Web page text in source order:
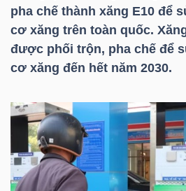
pha chế thành xăng E10 để
cơ xăng trên toàn quốc.
được phối trộn, pha chế để
cơ xăng đến hết năm 2030.
NGHIỆP
SẢN
TÀI